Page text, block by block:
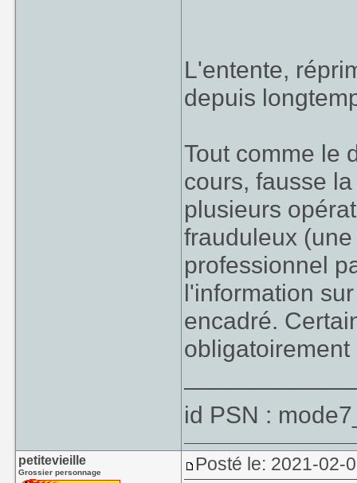
L'entente,
depuis
Tout comme le
cours, fausse
plusieurs
frauduleux
professionnel
l'information
encadré.
id PSN :
petitevieille
Grossier personnage Posté le: 2021-02-